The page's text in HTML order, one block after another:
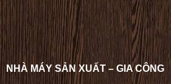
NHÀ MÁY SẢN XUẤT – GIA CÔNG